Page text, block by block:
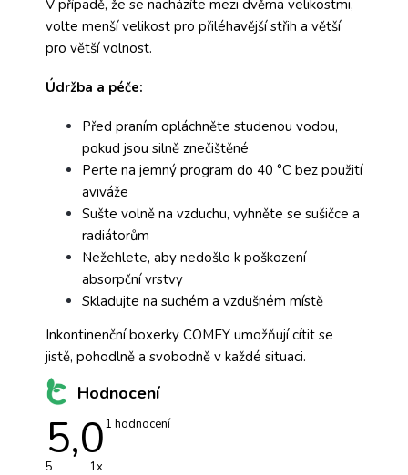
V případě, že se nacházíte mezi dvěma velikostmi,
volte menší velikost pro přiléhavější střih a větší
pro větší volnost.
Údržba a péče:
Před praním opláchněte studenou vodou,
pokud jsou silně znečištěné
Perte na jemný program do 40 °C bez použití
aviváže
Sušte volně na vzduchu, vyhněte se sušičce a
radiátorům
Nežehlete, aby nedošlo k poškození
absorpční vrstvy
Skladujte na suchém a vzdušném místě
Inkontinenční boxerky COMFY umožňují cítit se
jistě, pohodlně a svobodně v každé situaci.
Hodnocení
5,0Průměrné
1 hodnocení
5 1x